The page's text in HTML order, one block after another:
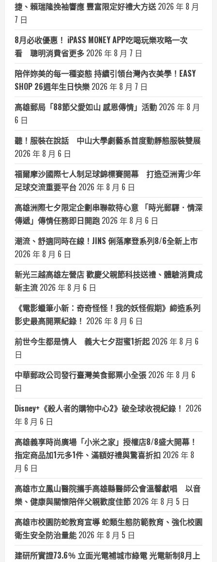
捷、賴瑞隆挽袖響應 豐富限定好禮大方送 2026 年 8 月
7 日
8月必收優惠！ iPASS MONEY APP吃喝玩樂攻略一次
看 聰明消費省更多 2026 年 8 月 7 日
陪伴妳美的每一種姿態 持續引領台灣內衣美學！EASY
SHOP 26週年生日快樂 2026 年 8 月 7 日
高雄郵局「88節父愛如山 感恩傳情」活動 2026 年 8 月
6 日
聽！服裝在說話 中山大學劇藝系首度動靜態服裝雙展
2026 年 8 月 6 日
福爾摩沙國際七人制足球錦標賽開幕 打造亞洲青少年
足球交流重要平台 2026 年 8 月 6 日
高雄洲際七夕限定企劃串聯款待心意 「時光郵驛．情深
傳遞」傳情任務即日開跑 2026 年 8 月 6 日
潮流、舒適同時在線！JINS 俐落摩登系列8/6全新上市
2026 年 8 月 6 日
新光三越高雄左營店 歡慶父親節科技送禮、體驗消費成
新主流 2026 年 8 月 6 日
《電影蠟筆小新：奇奇怪怪！我的妖怪假期》締造系列
影史最高開票紀錄！ 2026 年 8 月 6 日
前世今生都是情人 義大七夕甜蜜1折起 2026 年 8 月 6
日
中華郵政公司發行臺灣美食郵票小全張 2026 年 8 月 6
日
Disney+《殺人者的購物中心2》破全球收視紀錄！ 2026
年 8 月 6 日
高雄義享時尚廣場「小米之家」授權店8/8盛大開幕！
指定商品加1元多1件、滿額好禮與驚喜折扣 2026 年 8
月 6 日
高雄市立鳳山醫院攜手高雄縣醫師公會溫馨獻唱 以音
樂、健康與關懷陪伴父親歡度佳節 2026 年 8 月 5 日
高雄市校園防蛇教育宣導 蛇類生態防範教育、強化校園
衛生安全防治量能 2026 年 8 月 5 日
建研所實證73.6％ 立面光電補城市綠電 光電新制8月上